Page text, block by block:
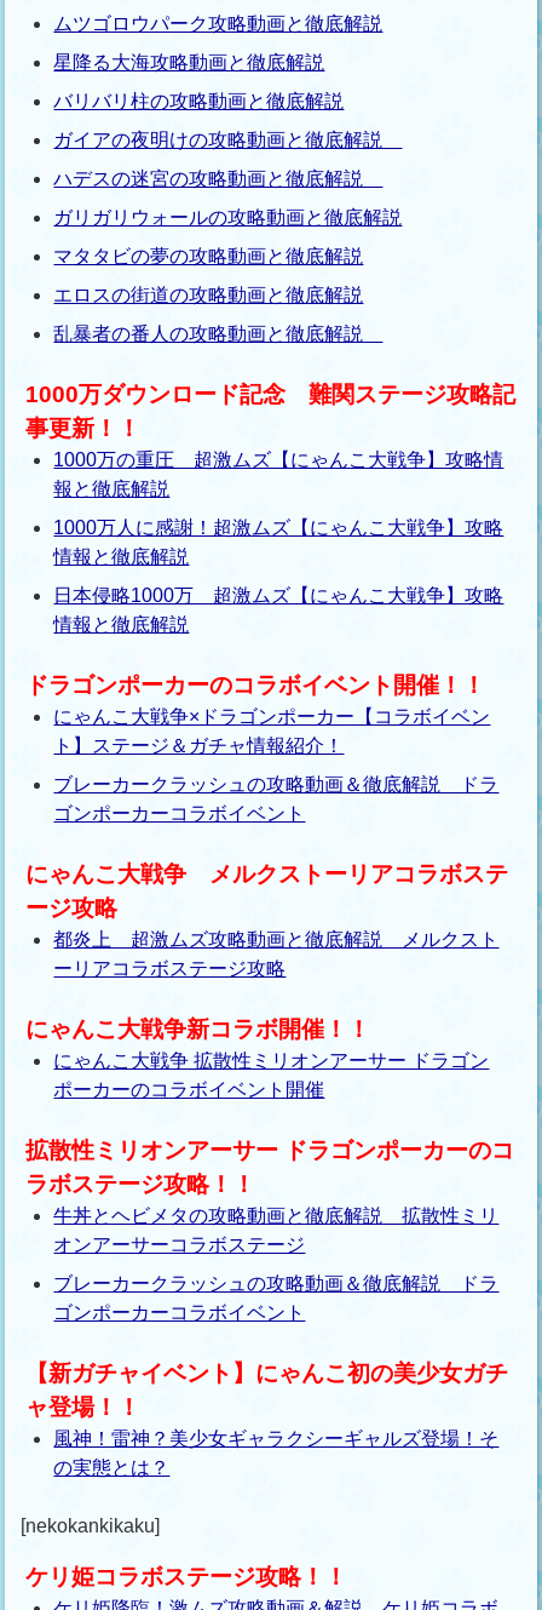
ムツゴロウパーク攻略動画と徹底解説
星降る大海攻略動画と徹底解説
バリバリ柱の攻略動画と徹底解説
ガイアの夜明けの攻略動画と徹底解説
ハデスの迷宮の攻略動画と徹底解説
ガリガリウォールの攻略動画と徹底解説
マタタビの夢の攻略動画と徹底解説
エロスの街道の攻略動画と徹底解説
乱暴者の番人の攻略動画と徹底解説
1000万ダウンロード記念 難関ステージ攻略記
事更新！！
1000万の重圧 超激ムズ【にゃんこ大戦争】攻略情
報と徹底解説
1000万人に感謝！超激ムズ【にゃんこ大戦争】攻略
情報と徹底解説
日本侵略1000万 超激ムズ【にゃんこ大戦争】攻略
情報と徹底解説
ドラゴンポーカーのコラボイベント開催！！
にゃんこ大戦争×ドラゴンポーカー【コラボイベン
ト】ステージ＆ガチャ情報紹介！
ブレーカークラッシュの攻略動画＆徹底解説 ドラ
ゴンポーカーコラボイベント
にゃんこ大戦争 メルクストーリアコラボステ
ージ攻略
都炎上 超激ムズ攻略動画と徹底解説 メルクスト
ーリアコラボステージ攻略
にゃんこ大戦争新コラボ開催！！
にゃんこ大戦争 拡散性ミリオンアーサー ドラゴン
ポーカーのコラボイベント開催
拡散性ミリオンアーサー ドラゴンポーカーのコ
ラボステージ攻略！！
牛丼とヘビメタの攻略動画と徹底解説 拡散性ミリ
オンアーサーコラボステージ
ブレーカークラッシュの攻略動画＆徹底解説 ドラ
ゴンポーカーコラボイベント
【新ガチャイベント】にゃんこ初の美少女ガチ
ャ登場！！
風神！雷神？美少女ギャラクシーギャルズ登場！そ
の実態とは？
[nekokankikaku]
ケリ姫コラボステージ攻略！！